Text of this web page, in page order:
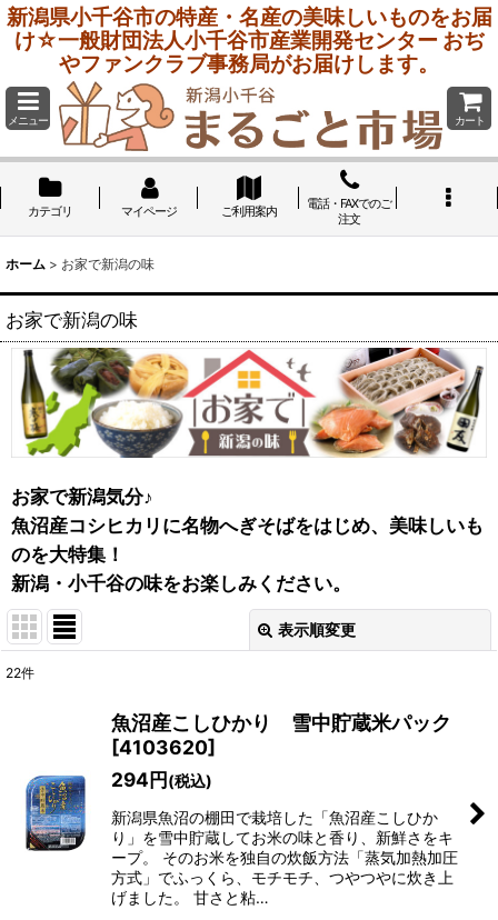
新潟県小千谷市の特産・名産の美味しいものをお届
け☆一般財団法人小千谷市産業開発センター おぢ
やファンクラブ事務局がお届けします。
メニュー カート
カテゴリ マイページ ご利用案内
電話・FAXでのご
注文
ホーム > お家で新潟の味
お家で新潟の味
お家で新潟気分♪
魚沼産コシヒカリに名物へぎそばをはじめ、美味しいも
のを大特集！
新潟・小千谷の味をお楽しみください。
表示順変更
並び順:
絞り込む
22件
魚沼産こしひかり 雪中貯蔵米パック
[4103620]
294円(税込)
新潟県魚沼の棚田で栽培した「魚沼産こしひか
り」を雪中貯蔵してお米の味と香り、新鮮さをキ
ープ。 そのお米を独自の炊飯方法「蒸気加熱加圧
方式」でふっくら、モチモチ、つやつやに炊き上
げました。 甘さと粘…